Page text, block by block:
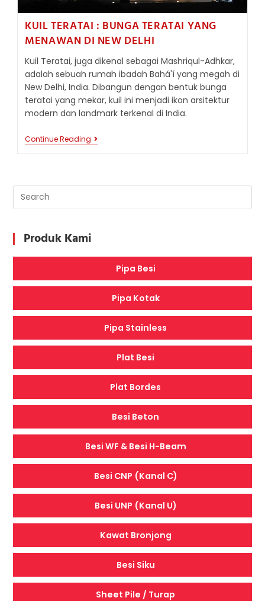
KUIL TERATAI : BUNGA TERATAI YANG
MENAWAN DI NEW DELHI
Kuil Teratai, juga dikenal sebagai Mashriqul-Adhkar,
adalah sebuah rumah ibadah Bahá'í yang megah di
New Delhi, India. Dibangun dengan bentuk bunga
teratai yang mekar, kuil ini menjadi ikon arsitektur
modern dan landmark terkenal di India.
Continue Reading KUIL
TERATAI
YANG
Produk Kami
Pipa Besi
Pipa Kotak
Pipa Stainless
Plat Besi
Plat Bordes
Besi Beton
Besi WF & Besi H-Beam
Besi CNP (Kanal C)
Besi UNP (Kanal U)
Kawat Bronjong
Besi Siku
Sheet Pile / Turap